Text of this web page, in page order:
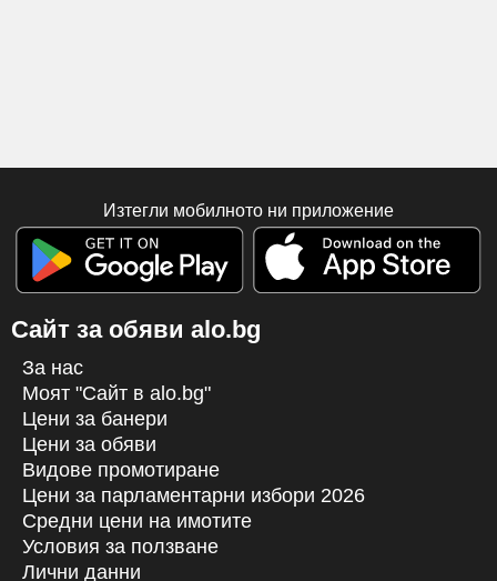
Изтегли мобилното ни приложение
Сайт за обяви alo.bg
За нас
Моят "Сайт в alo.bg"
Цени за банери
Цени за обяви
Видове промотиране
Цени за парламентарни избори 2026
Средни цени на имотите
Условия за ползване
Лични данни